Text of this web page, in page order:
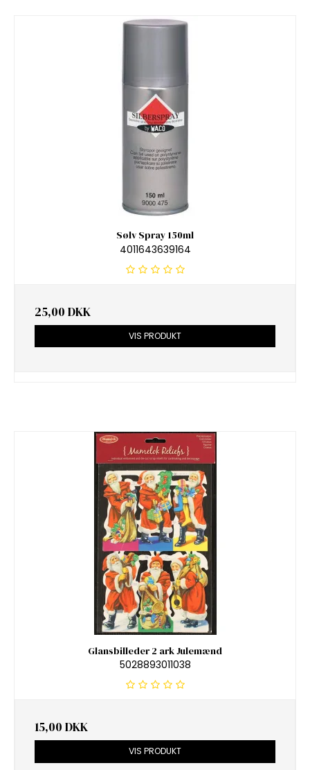
Sølv Spray 150ml
4011643639164
25,00 DKK
VIS PRODUKT
Glansbilleder 2 ark Julemænd
5028893011038
15,00 DKK
VIS PRODUKT